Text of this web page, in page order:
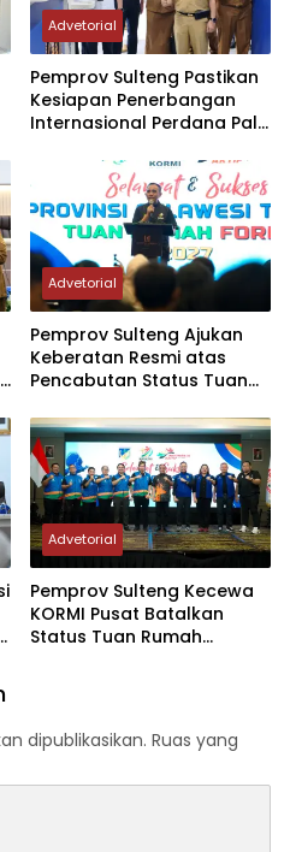
Advetorial
Pemprov Sulteng Pastikan
Kesiapan Penerbangan
Internasional Perdana Palu
Advetorial
Pemprov Sulteng Ajukan
Keberatan Resmi atas
Pencabutan Status Tuan
2027
Advetorial
Pemprov Sulteng Kecewa
KORMI Pusat Batalkan
Status Tuan Rumah
dipublikasikan. Ruas yang